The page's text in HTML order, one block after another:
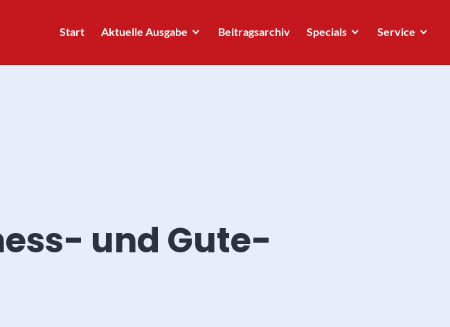
Start Aktuelle Ausgabe Beitragsarchiv Specials Service
und Gute-